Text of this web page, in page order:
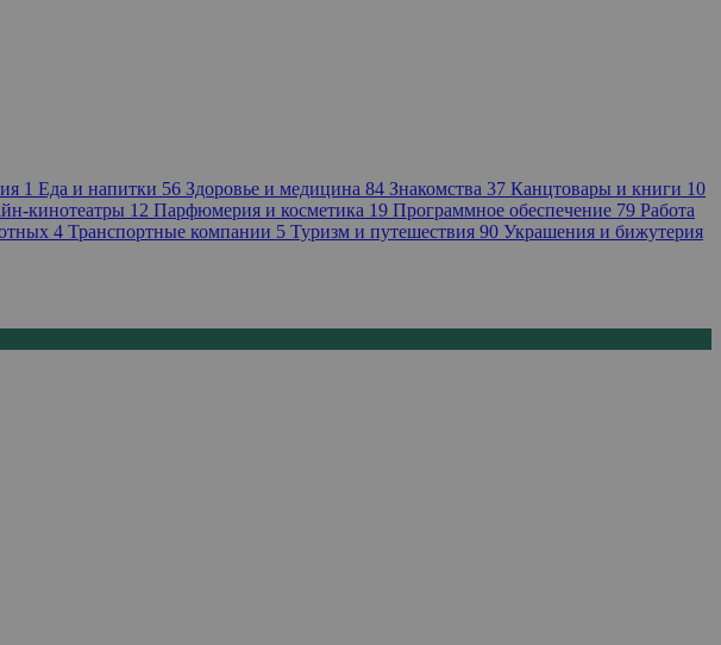
1 Еда и напитки 56 Здоровье и медицина 84 Знакомства 37 Канцтовары и книги 10
кинотеатры 12 Парфюмерия и косметика 19 Программное обеспечение 79 Работа
4 Транспортные компании 5 Туризм и путешествия 90 Украшения и бижутерия